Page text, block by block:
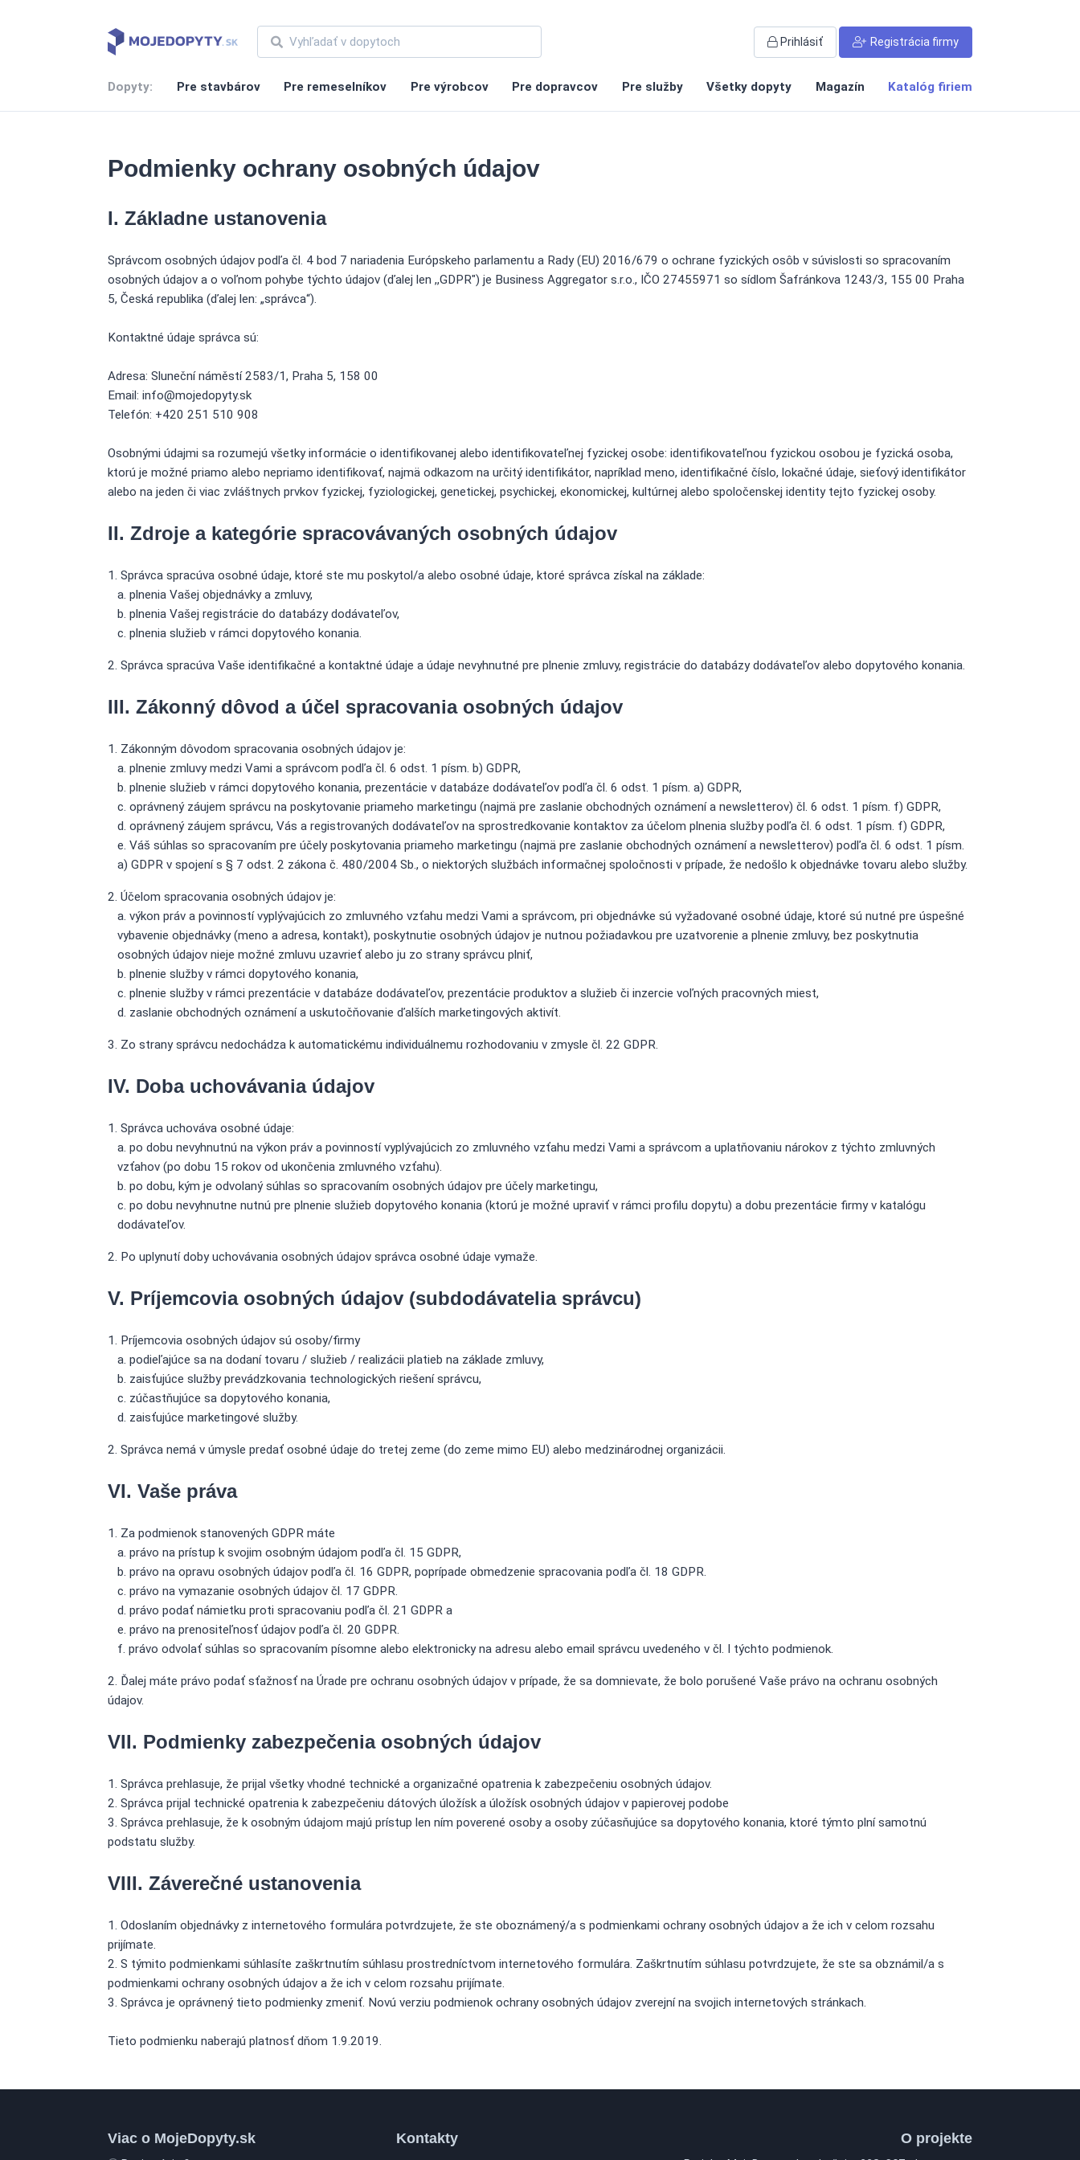
Prihlásiť Registrácia firmy
Dopyty: Pre stavbárov Pre remeselníkov Pre výrobcov Pre dopravcov Pre služby Všetky dopyty Magazín Katalóg firiem
Podmienky ochrany osobných údajov
I. Základne ustanovenia
Správcom osobných údajov podľa čl. 4 bod 7 nariadenia Európskeho parlamentu a Rady (EU) 2016/679 o ochrane fyzických osôb v súvislosti so spracovaním
osobných údajov a o voľnom pohybe týchto údajov (ďalej len ,,GDPR") je Business Aggregator s.r.o., IČO 27455971 so sídlom Šafránkova 1243/3, 155 00 Praha
5, Česká republika (ďalej len: „správca“).
Kontaktné údaje správca sú:
Adresa: Sluneční náměstí 2583/1, Praha 5, 158 00
Email: info@mojedopyty.sk
Telefón: +420 251 510 908
Osobnými údajmi sa rozumejú všetky informácie o identifikovanej alebo identifikovateľnej fyzickej osobe: identifikovateľnou fyzickou osobou je fyzická osoba,
ktorú je možné priamo alebo nepriamo identifikovať, najmä odkazom na určitý identifikátor, napríklad meno, identifikačné číslo, lokačné údaje, sieťový identifikátor
alebo na jeden či viac zvláštnych prvkov fyzickej, fyziologickej, genetickej, psychickej, ekonomickej, kultúrnej alebo spoločenskej identity tejto fyzickej osoby.
II. Zdroje a kategórie spracovávaných osobných údajov
Správca spracúva osobné údaje, ktoré ste mu poskytol/a alebo osobné údaje, ktoré správca získal na základe:
plnenia Vašej objednávky a zmluvy,
plnenia Vašej registrácie do databázy dodávateľov,
plnenia služieb v rámci dopytového konania.
Správca spracúva Vaše identifikačné a kontaktné údaje a údaje nevyhnutné pre plnenie zmluvy, registrácie do databázy dodávateľov alebo dopytového konania.
III. Zákonný dôvod a účel spracovania osobných údajov
Zákonným dôvodom spracovania osobných údajov je:
plnenie zmluvy medzi Vami a správcom podľa čl. 6 odst. 1 písm. b) GDPR,
plnenie služieb v rámci dopytového konania, prezentácie v databáze dodávateľov podľa čl. 6 odst. 1 písm. a) GDPR,
oprávnený záujem správcu na poskytovanie priameho marketingu (najmä pre zaslanie obchodných oznámení a newsletterov) čl. 6 odst. 1 písm. f) GDPR,
oprávnený záujem správcu, Vás a registrovaných dodávateľov na sprostredkovanie kontaktov za účelom plnenia služby podľa čl. 6 odst. 1 písm. f) GDPR,
Váš súhlas so spracovaním pre účely poskytovania priameho marketingu (najmä pre zaslanie obchodných oznámení a newsletterov) podľa čl. 6 odst. 1 písm.
a) GDPR v spojení s § 7 odst. 2 zákona č. 480/2004 Sb., o niektorých službách informačnej spoločnosti v prípade, že nedošlo k objednávke tovaru alebo služby.
Účelom spracovania osobných údajov je:
výkon práv a povinností vyplývajúcich zo zmluvného vzťahu medzi Vami a správcom, pri objednávke sú vyžadované osobné údaje, ktoré sú nutné pre úspešné
vybavenie objednávky (meno a adresa, kontakt), poskytnutie osobných údajov je nutnou požiadavkou pre uzatvorenie a plnenie zmluvy, bez poskytnutia
osobných údajov nieje možné zmluvu uzavrieť alebo ju zo strany správcu plniť,
plnenie služby v rámci dopytového konania,
plnenie služby v rámci prezentácie v databáze dodávateľov, prezentácie produktov a služieb či inzercie voľných pracovných miest,
zaslanie obchodných oznámení a uskutočňovanie ďalších marketingových aktivít.
Zo strany správcu nedochádza k automatickému individuálnemu rozhodovaniu v zmysle čl. 22 GDPR.
IV. Doba uchovávania údajov
Správca uchováva osobné údaje:
po dobu nevyhnutnú na výkon práv a povinností vyplývajúcich zo zmluvného vzťahu medzi Vami a správcom a uplatňovaniu nárokov z týchto zmluvných
vzťahov (po dobu 15 rokov od ukončenia zmluvného vzťahu).
po dobu, kým je odvolaný súhlas so spracovaním osobných údajov pre účely marketingu,
po dobu nevyhnutne nutnú pre plnenie služieb dopytového konania (ktorú je možné upraviť v rámci profilu dopytu) a dobu prezentácie firmy v katalógu
dodávateľov.
Po uplynutí doby uchovávania osobných údajov správca osobné údaje vymaže.
V. Príjemcovia osobných údajov (subdodávatelia správcu)
Príjemcovia osobných údajov sú osoby/firmy
podieľajúce sa na dodaní tovaru / služieb / realizácii platieb na základe zmluvy,
zaisťujúce služby prevádzkovania technologických riešení správcu,
zúčastňujúce sa dopytového konania,
zaisťujúce marketingové služby.
Správca nemá v úmysle predať osobné údaje do tretej zeme (do zeme mimo EU) alebo medzinárodnej organizácii.
VI. Vaše práva
Za podmienok stanovených GDPR máte
právo na prístup k svojim osobným údajom podľa čl. 15 GDPR,
právo na opravu osobných údajov podľa čl. 16 GDPR, poprípade obmedzenie spracovania podľa čl. 18 GDPR.
právo na vymazanie osobných údajov čl. 17 GDPR.
právo podať námietku proti spracovaniu podľa čl. 21 GDPR a
právo na prenositeľnosť údajov podľa čl. 20 GDPR.
právo odvolať súhlas so spracovaním písomne alebo elektronicky na adresu alebo email správcu uvedeného v čl. I týchto podmienok.
Ďalej máte právo podať sťažnosť na Úrade pre ochranu osobných údajov v prípade, že sa domnievate, že bolo porušené Vaše právo na ochranu osobných
údajov.
VII. Podmienky zabezpečenia osobných údajov
Správca prehlasuje, že prijal všetky vhodné technické a organizačné opatrenia k zabezpečeniu osobných údajov.
Správca prijal technické opatrenia k zabezpečeniu dátových úložísk a úložísk osobných údajov v papierovej podobe
Správca prehlasuje, že k osobným údajom majú prístup len ním poverené osoby a osoby zúčasňujúce sa dopytového konania, ktoré týmto plní samotnú
podstatu služby.
VIII. Záverečné ustanovenia
Odoslaním objednávky z internetového formulára potvrdzujete, že ste oboznámený/a s podmienkami ochrany osobných údajov a že ich v celom rozsahu
prijímate.
S týmito podmienkami súhlasíte zaškrtnutím súhlasu prostredníctvom internetového formulára. Zaškrtnutím súhlasu potvrdzujete, že ste sa obznámil/a s
podmienkami ochrany osobných údajov a že ich v celom rozsahu prijímate.
Správca je oprávnený tieto podmienky zmeniť. Novú verziu podmienok ochrany osobných údajov zverejní na svojich internetových stránkach.
Tieto podmienku naberajú platnosť dňom 1.9.2019.
Viac o MojeDopyty.sk Kontakty O projekte